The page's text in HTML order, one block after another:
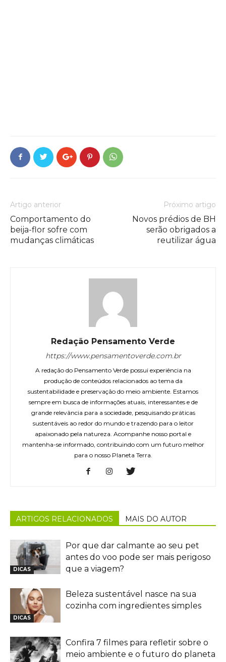
Artigo anterior
Comportamento do
beija-flor sofre com
mudanças climáticas
Próximo artigo
Novos prédios de BH
serão obrigados a
reutilizar água
Redação Pensamento Verde
https://www.pensamentoverde.com.br
A redação do Pensamento Verde possui experiência na
produção de conteúdos relacionados ao tema da
sustentabilidade e preservação do meio ambiente. Estamos
sempre em busca de informações atuais, interessantes e de
grande relevância para a sociedade, pesquisando práticas
sustentáveis ao redor do mundo e trazendo para o leitor
apaixonado pela natureza. Acompanhe nosso portal e
mantenha-se informado, contribuindo com um futuro melhor
para o nosso Planeta Terra.
ARTIGOS RELACIONADOS MAIS DO AUTOR
DICAS
Por que dar calmante ao seu pet
antes do voo pode ser mais perigoso
que a viagem?
DICAS
Beleza sustentável nasce na sua
cozinha com ingredientes simples
Confira 7 filmes para refletir sobre o
meio ambiente e o futuro do planeta